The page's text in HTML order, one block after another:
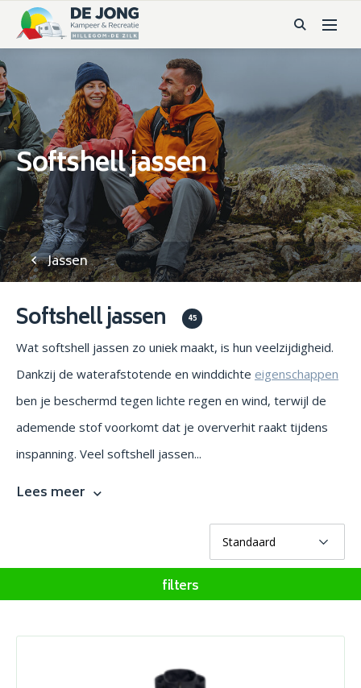
Softshell jassen
Jassen
Softshell jassen 45
Wat softshell jassen zo uniek maakt, is hun veelzijdigheid.
Dankzij de waterafstotende en winddichte eigenschappen
ben je beschermd tegen lichte regen en wind, terwijl de
ademende stof voorkomt dat je oververhit raakt tijdens
inspanning. Veel softshell jassen...
Lees meer
filters